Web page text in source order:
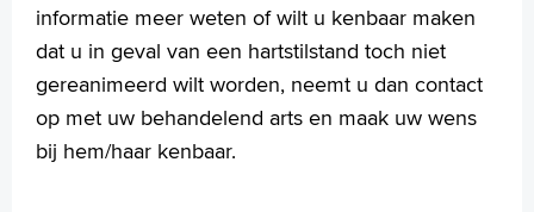
Arabisch
informatie meer weten of wilt u kenbaar maken
dat u in geval van een hartstilstand toch niet
gereanimeerd wilt worden, neemt u dan contact
op met uw behandelend arts en maak uw wens
bij hem/haar kenbaar.